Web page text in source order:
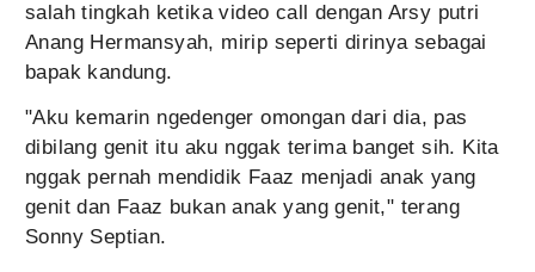
salah tingkah ketika video call dengan Arsy putri
Anang Hermansyah, mirip seperti dirinya sebagai
bapak kandung.
"Aku kemarin ngedenger omongan dari dia, pas
dibilang genit itu aku nggak terima banget sih. Kita
nggak pernah mendidik Faaz menjadi anak yang
genit dan Faaz bukan anak yang genit," terang
Sonny Septian.